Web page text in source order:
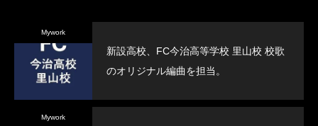
Mywork
新設高校、FC今治高等学校 里山校 校歌
のオリジナル編曲を担当。
Mywork